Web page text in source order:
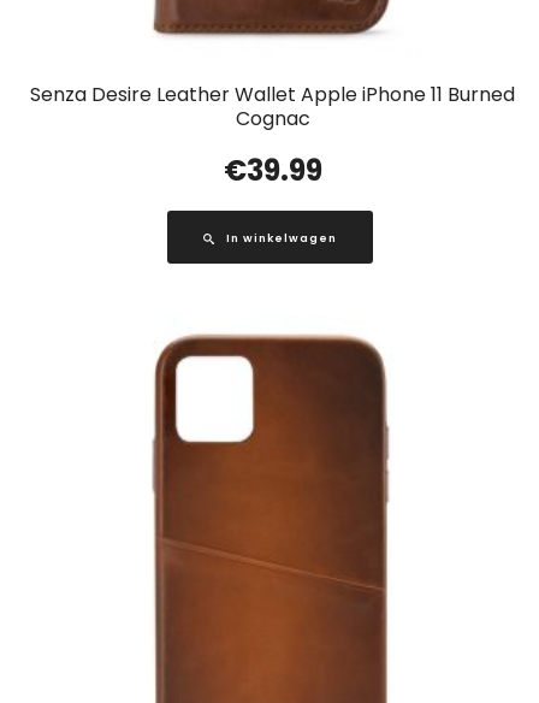
Senza Desire Leather Wallet Apple iPhone 11 Burned
Cognac
€39.99
In winkelwagen